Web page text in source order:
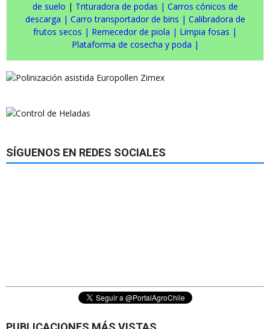
de suelo | Trituradora de podas | Carros cónicos de
descarga | Carro transportador de bins | Calibradora de
frutos secos | Remecedor de piola | Limpia fosas |
Plataforma de cosecha y poda |
SÍGUENOS EN REDES SOCIALES